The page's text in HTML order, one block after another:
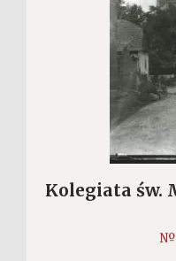
Kolegiata św.
№